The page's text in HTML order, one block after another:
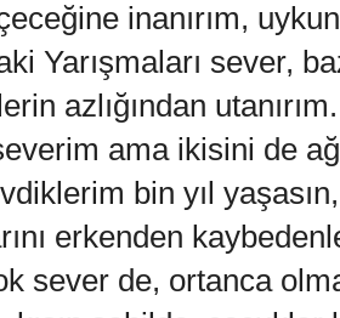
inanırım,
Yarışmaları sever,
azlığından
ama ikisini de
bin yıl
erkenden
sever de, ortanca